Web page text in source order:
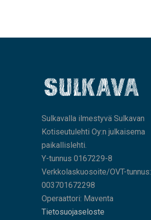
Sulkavalla ilmestyvä Sulkavan
Kotiseutulehti Oy:n julkaisema
paikallislehti.
Y-tunnus 0167229-8
Verkkolaskuosoite/OVT-tunnus:
003701672298
Operaattori: Maventa
Tietosuojaseloste